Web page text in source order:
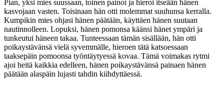
Pian, yksi mies suussaan, toinen painoi ja hieroi itseään hänen
kasvojaan vasten. Toisinaan hän otti molemmat suuhunsa kerralla.
Kumpikin mies ohjasi hänen päätään, käyttäen hänen suutaan
nautinnolleen. Lopuksi, hänen pomonsa käänsi hänet ympäri ja
tunkeutui häneen takaa. Tunteessaan tämän sisällään, hän otti
poikaystävänsä vielä syvemmälle, hieroen tätä katsoessaan
taaksepäin pomoonsa työntäytyessä kovaa. Tämä voimakas rytmi
ajoi heitä kaikkia edelleen, hänen poikaystävänsä painaen hänen
päätään alaspäin lujasti tahdin kiihdyttäessä.